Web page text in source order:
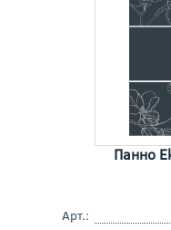
Панно
Арт.: